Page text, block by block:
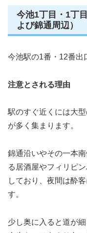
今池1丁目・1丁
よび錦通周辺）
今池駅の1番・12番出
注意とされる理由
駅のすぐ近くには大
が多く集まります。
錦通沿いやその一本
る居酒屋やフィリピ
しており、夜間は酔
す。
少し奥に入ると道が